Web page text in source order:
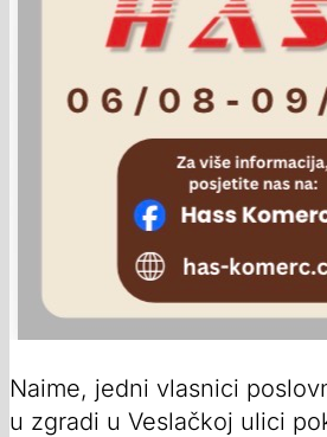
Naime, jedni vlasnici
u zgradi u Veslačkoj ulici